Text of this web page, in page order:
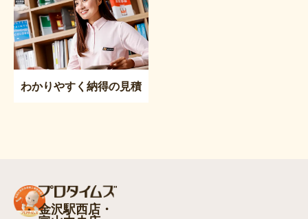
わかりやすく納得の見積
金沢駅西店・